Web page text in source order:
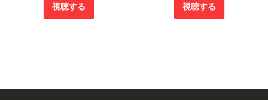
視聴する 視聴する